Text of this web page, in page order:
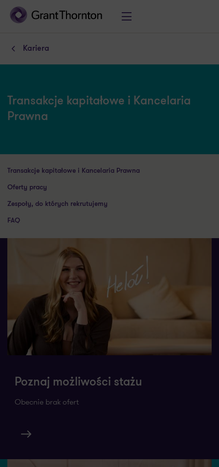
Kariera
Transakcje kapitałowe i Kancelaria
Prawna
Transakcje kapitałowe i Kancelaria Prawna
Oferty pracy
Zespoły, do których rekrutujemy
FAQ
Poznaj możliwości stażu
Obecnie brak ofert